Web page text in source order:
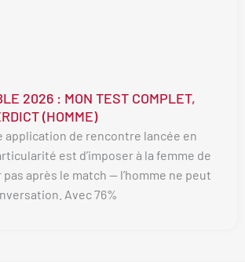
2026 : MON TEST COMPLET,
(HOMME)
application de rencontre lancée en
est d’imposer à la femme de
après le match — l’homme ne peut
Avec 76%